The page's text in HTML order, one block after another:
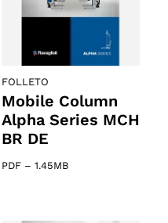
FOLLETO
Mobile Column
Alpha Series MCH
BR DE
PDF – 1.45MB